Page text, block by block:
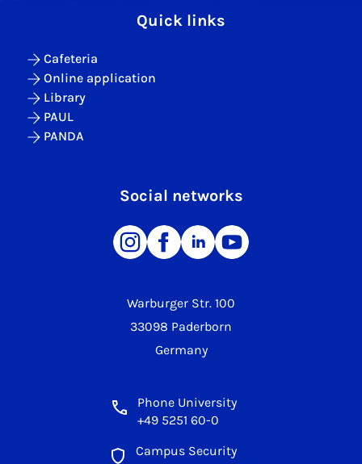
Warburger Str. 100
33098 Paderborn
Germany
Phone University
+49 5251 60-0
Campus Security
Quick links
Cafeteria
Online application
Library
PAUL
PANDA
Social networks